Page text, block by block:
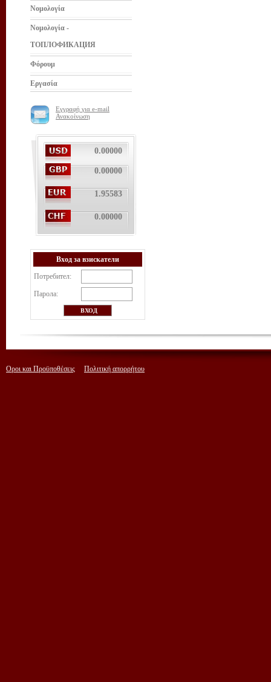
Νομολογία
Νομολογία -
ТОПЛОФИКАЦИЯ
Φόρουμ
Εργασία
Εγγραφή για e-mail
Ανακοίνωση
0.00000
0.00000
1.95583
0.00000
Вход за взискатели
Потребител:
Парола:
Οροι και Προϋποθέσεις Πολιτική απορρήτου